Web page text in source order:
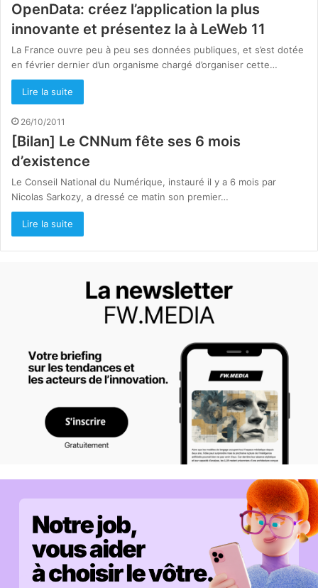
OpenData: créez l’application la plus
innovante et présentez la à LeWeb 11
La France ouvre peu à peu ses données publiques, et s’est dotée
en février dernier d’un organisme chargé d’organiser cette…
Lire la suite
26/10/2011
[Bilan] Le CNNum fête ses 6 mois
d’existence
Le Conseil National du Numérique, instauré il y a 6 mois par
Nicolas Sarkozy, a dressé ce matin son premier…
Lire la suite